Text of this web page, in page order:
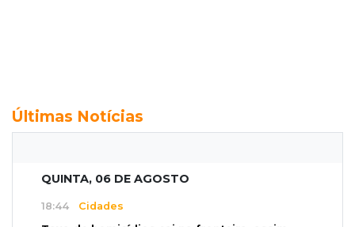
Últimas Notícias
QUINTA, 06 DE AGOSTO
18:44 Cidades